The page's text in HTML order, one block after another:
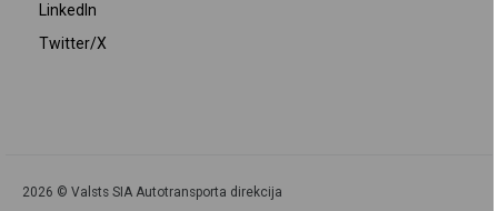
LinkedIn
Twitter/X
2026 © Valsts SIA Autotransporta direkcija